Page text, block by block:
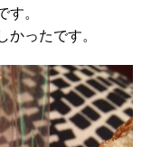
。
ったです。